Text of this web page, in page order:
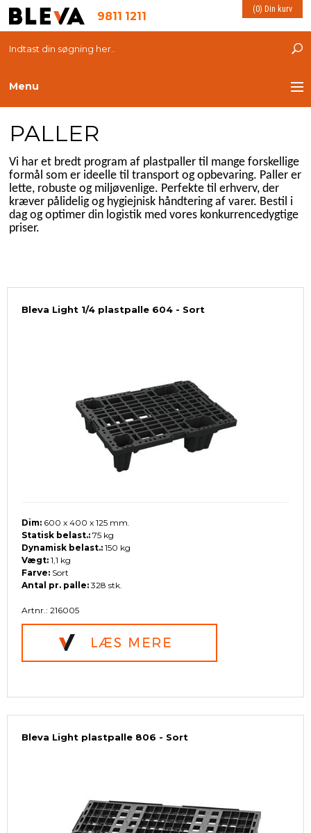
9811 1211 (0) Din kurv
Menu
TRANSPORT
PLASTKASSER
LØFTEUDSTYR
INDRETNING
MILJØ OG VELFÆRD
PALLER
Vi har et bredt program af plastpaller til mange forskellige
formål som er ideelle til transport og opbevaring. Paller er
lette, robuste og miljøvenlige. Perfekte til erhverv, der
kræver pålidelig og hygiejnisk håndtering af varer. Bestil i
dag og optimer din logistik med vores konkurrencedygtige
priser.
Bleva Light 1/4 plastpalle 604 - Sort
Dim: 600 x 400 x 125 mm.
Statisk belast.: 75 kg
Dynamisk belast.: 150 kg
Vægt: 1,1 kg
Farve: Sort
Antal pr. palle: 328 stk.
Artnr.: 216005
Bleva Light plastpalle 806 - Sort